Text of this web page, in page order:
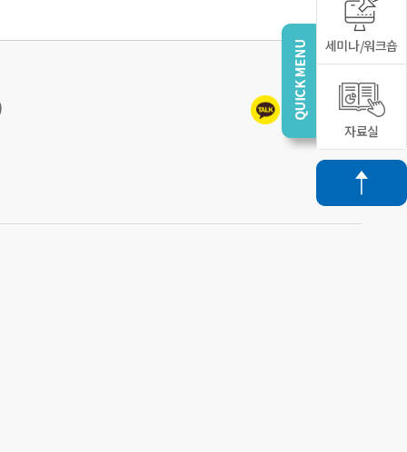
세미나/워크숍
자료실